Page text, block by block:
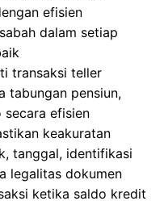
efisien
dalam setiap
transaksi teller
tabungan pensiun,
efisien
keakuratan
tanggal, identifikasi
legalitas dokumen
ketika saldo kredit